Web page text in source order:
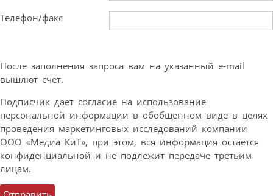
Телефон/факс
После заполнения запроса вам на указанный e-mail
вышлют счет.
Подписчик дает согласие на использование
персональной информации в обобщенном виде в целях
проведения маркетинговых исследований компании
ООО «Медиа КиТ», при этом, вся информация остается
конфиденциальной и не подлежит передаче третьим
лицам.